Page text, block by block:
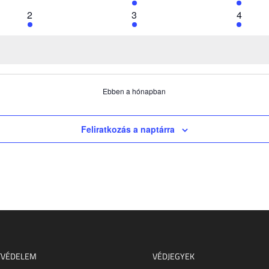
esemény
esemény
1
esemény
2
1
esemény
3
1
esemény
4
Ebben a hónapban
Feliratkozás a naptárra
VÉDJEGYEK